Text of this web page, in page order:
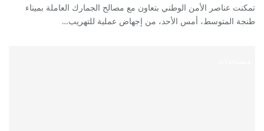
تمكنت عناصر الأمن الوطني بتعاون مع مصالح الجمارك العاملة بميناء
طنجة المتوسط، أمس الأحد، من إجهاض عملية للتهريب…